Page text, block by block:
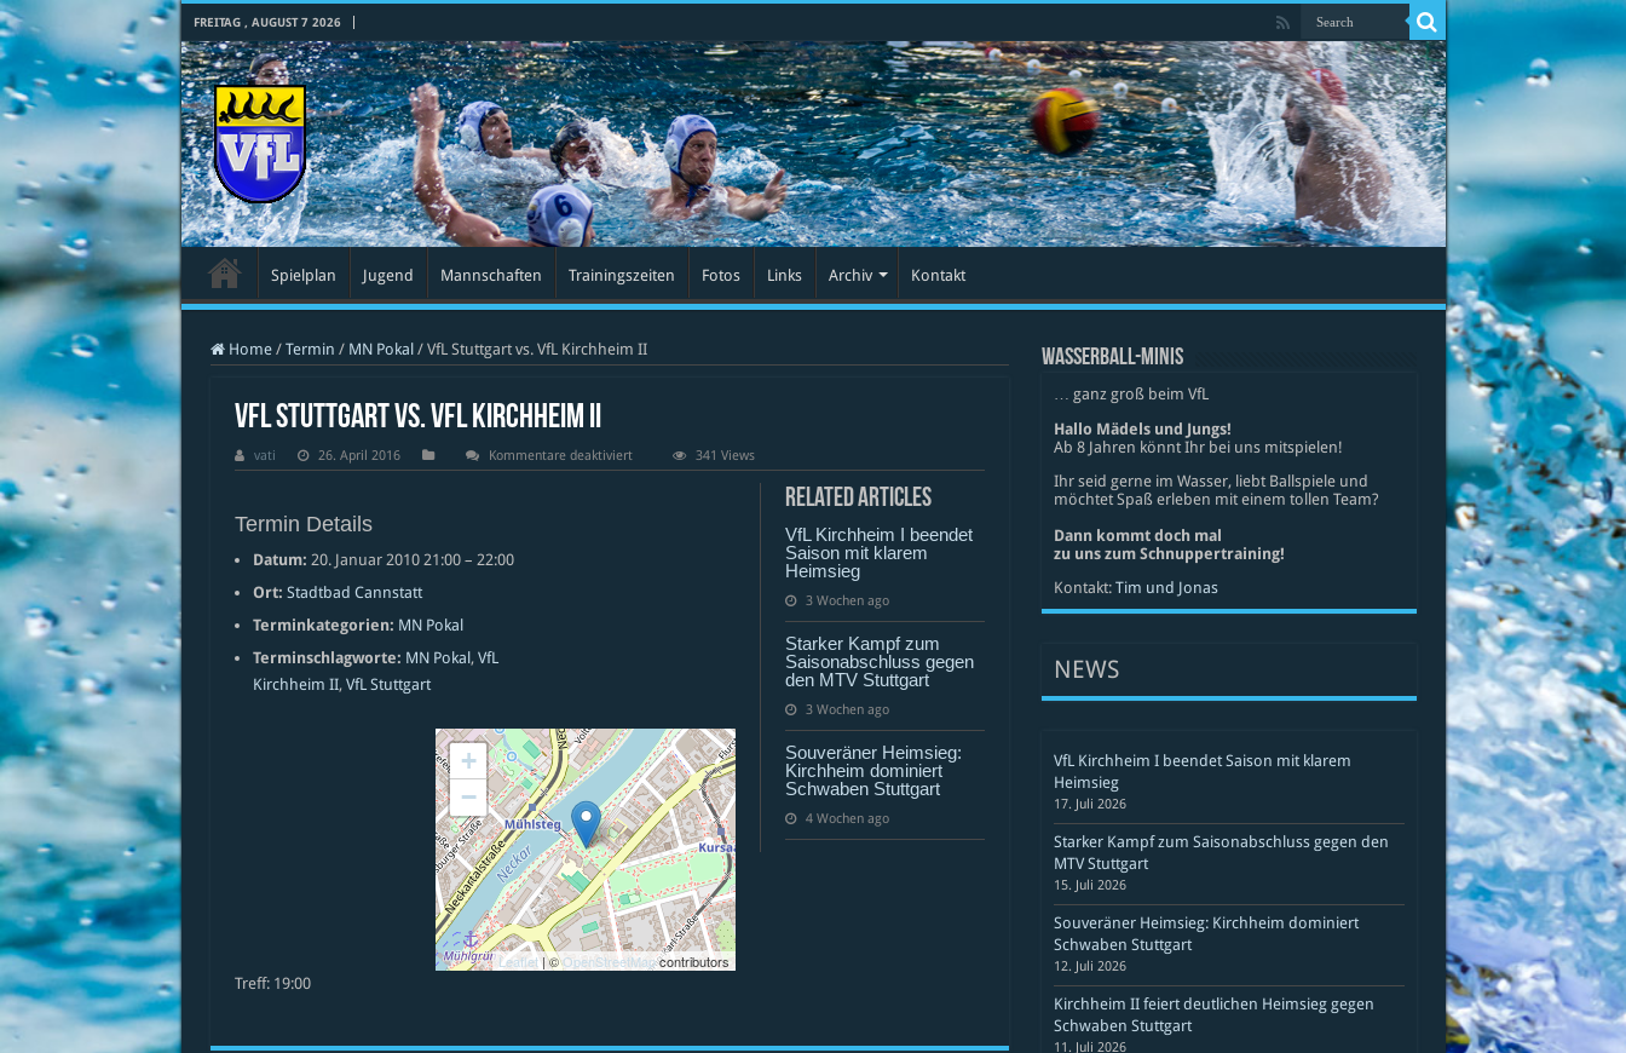
FREITAG , AUGUST 7 2026
Spielplan Jugend Mannschaften Trainingszeiten Fotos Links Archiv Kontakt
Home / Termin / MN Pokal / VfL Stuttgart vs. VfL Kirchheim II
VfL Stuttgart vs. VfL Kirchheim II
vati 26. April 2016 Kommentare deaktiviertfür
VfL
341 Views
Related Articles
VfL Kirchheim I beendet
Saison mit klarem
Heimsieg
3 Wochen ago
Starker Kampf zum
Saisonabschluss gegen
den MTV Stuttgart
3 Wochen ago
Souveräner Heimsieg:
Kirchheim dominiert
Schwaben Stuttgart
4 Wochen ago
Termin Details
Datum: 20. Januar 2010 21:00– 22:00
Ort: Stadtbad Cannstatt
Terminkategorien: MN Pokal
Terminschlagworte: MN Pokal , VfL
Kirchheim II, VfL Stuttgart
+
−
Leaflet| ©OpenStreetMapcontributors
Treff: 19:00
WASSERBALL-MINIS
… ganz groß beim VfL
Hallo Mädels und Jungs!
Ab 8 Jahren könnt Ihr bei uns mitspielen!
Ihr seid gerne im Wasser, liebt Ballspiele und
möchtet Spaß erleben mit einem tollen Team?
Dann kommt doch mal
zu uns zum Schnuppertraining!
Kontakt: Tim und Jonas
NEWS
VfL Kirchheim I beendet Saison mit klarem
Heimsieg
17. Juli 2026
Starker Kampf zum Saisonabschluss gegen den
MTV Stuttgart
15. Juli 2026
Souveräner Heimsieg: Kirchheim dominiert
Schwaben Stuttgart
12. Juli 2026
Kirchheim II feiert deutlichen Heimsieg gegen
Schwaben Stuttgart
11. Juli 2026